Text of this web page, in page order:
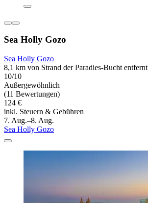
Sea Holly Gozo
Sea Holly Gozo
8,1 km von Strand der Paradies-Bucht entfernt
10/10
Außergewöhnlich
(11 Bewertungen)
124 €
inkl. Steuern & Gebühren
7. Aug.–8. Aug.
Sea Holly Gozo